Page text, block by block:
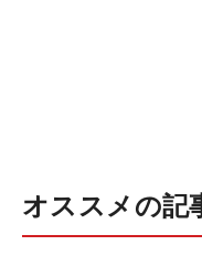
オススメの記